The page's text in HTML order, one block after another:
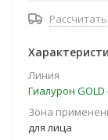
Линия
Гиалурон GOLD
Зона
для лица